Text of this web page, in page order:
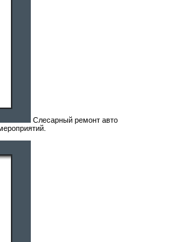
Слесарный ремонт авто